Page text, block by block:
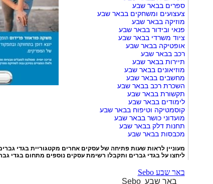
ספרים בבאר שבע
צעצועים ומשחקים בבאר שבע
מוזיקה בבאר שבע
פנאי ובידור בבאר שבע
ציוד משרדי בבאר שבע
אופטיקה בבאר שבע
רכב בבאר שבע
תיירות בבאר שבע
מוזיאונים בבאר שבע
מחשבים בבאר שבע
השכרת רכב בבאר שבע
תקשורת בבאר שבע
לימודים בבאר שבע
קוסמטיקה וטיפוח בבאר שבע
מועדוני כושר בבאר שבע
תחנות דלק בבאר שבע
מכבסות בבאר שבע
מעוניין לראות שעות פתיחה של עסקים אחרים מקטגורייתבגדי
ליחצו עלבגדי גברים ותקבלו רשימת עסקים נוספים מתחום בגדי
Sebo באר שבע
Sebo באר שבע